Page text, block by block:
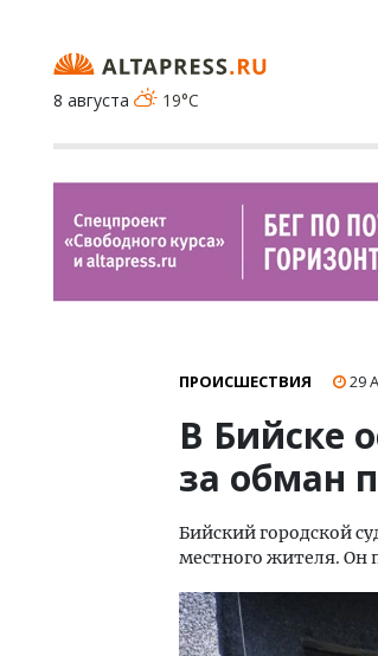
8 августа
19°C
ПРОИСШЕСТВИЯ 29
В Бийске
за обман
Бийский городской
местного жителя. Он